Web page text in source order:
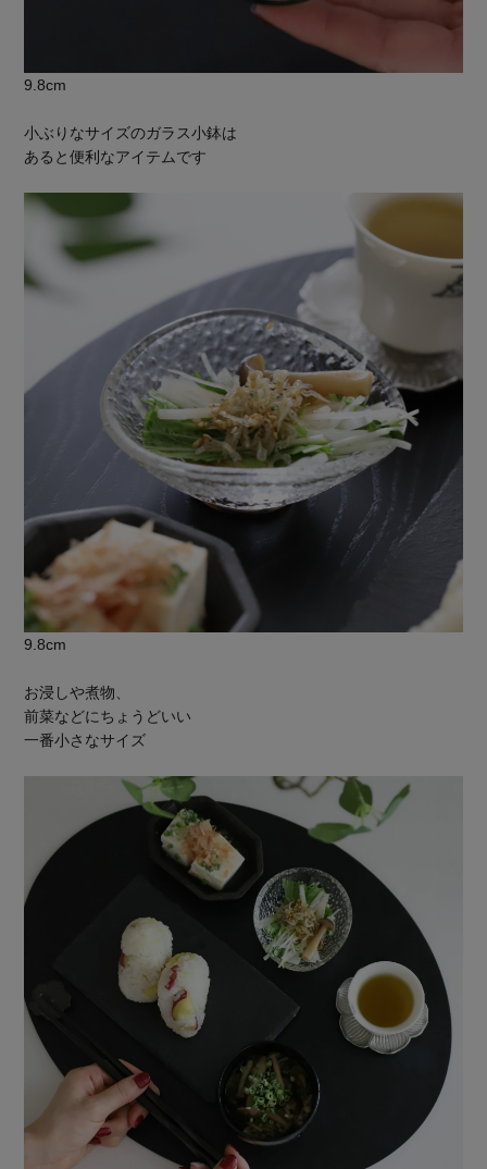
9.8cm
小ぶりなサイズのガラス小鉢は
あると便利なアイテムです
9.8cm
お浸しや煮物、
前菜などにちょうどいい
一番小さなサイズ